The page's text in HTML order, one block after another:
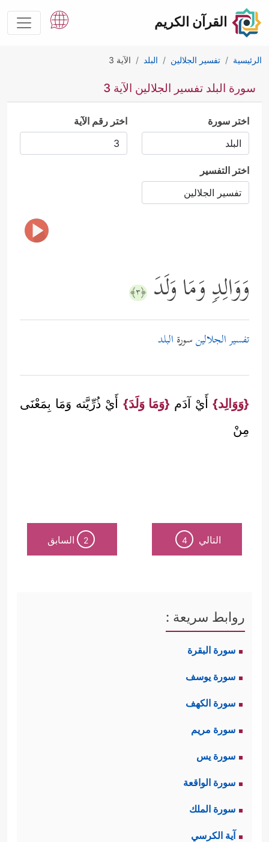
القرآن الكريم
الرئيسية تفسير الجلالين البلد الآية 3
سورة البلد تفسير الجلالين الآية 3
اختر سورة اختر رقم الآية
اختر التفسير
وَوَالِدࣲ وَمَا وَلَدَ ﴿٣﴾
تفسير الجلالينسورة البلد
{وَوَالِد} أَيْ آدَم {وَمَا وَلَدَ} أَيْ ذُرِّيَّته وَمَا بِمَعْنَى
مِنْ
التالي 4
2 السابق
روابط سريعة :
سورة البقرة
سورة يوسف
سورة الكهف
سورة مريم
سورة يس
سورة الواقعة
سورة الملك
آية الكرسي